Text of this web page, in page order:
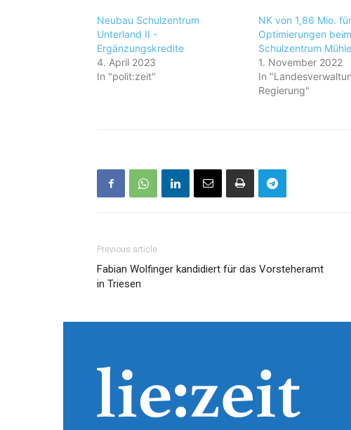
Neubau Schulzentrum
Unterland II -
Ergänzungskredite
4. April 2023
In "polit:zeit"
NK von 1,86 Mio. für
Optimierungen beim
Schulzentrum
1. November 2022
In
Regierung"
Previous article
Fabian Wolfinger kandidiert für das Vorsteheramt
in Triesen